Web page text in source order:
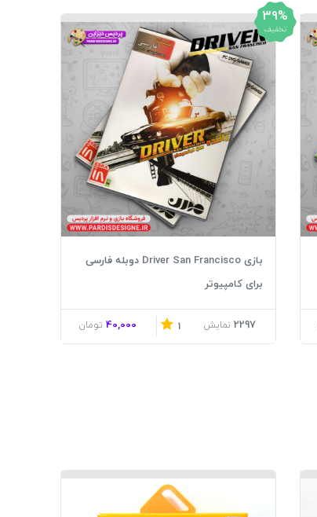
39%
تخفیف
بازی Driver San Francisco دوبله فارسی
برای کامپیوتر
2297 نمایش 1
40,000 تومان